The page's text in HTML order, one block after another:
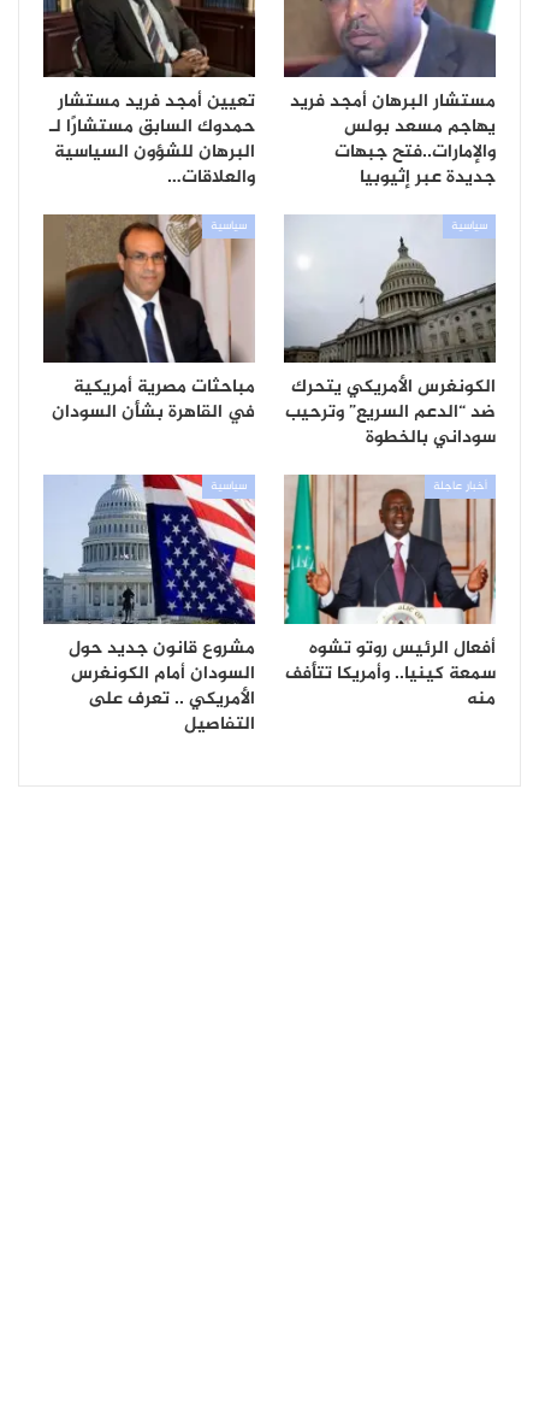
مستشار البرهان أمجد فريد
يهاجم مسعد بولس
والإمارات..فتح جبهات
جديدة عبر إثيوبيا
تعيين أمجد فريد مستشار
حمدوك السابق مستشارًا لـ
البرهان للشؤون السياسية
والعلاقات…
سياسية
الكونغرس الأمريكي يتحرك
ضد “الدعم السريع” وترحيب
سوداني بالخطوة
سياسية
مباحثات مصرية أمريكية
في القاهرة بشأن السودان
أخبار عاجلة
أفعال الرئيس روتو تشوه
سمعة كينيا.. وأمريكا تتأفف
منه
سياسية
مشروع قانون جديد حول
السودان أمام الكونغرس
الأمريكي .. تعرف على
التفاصيل